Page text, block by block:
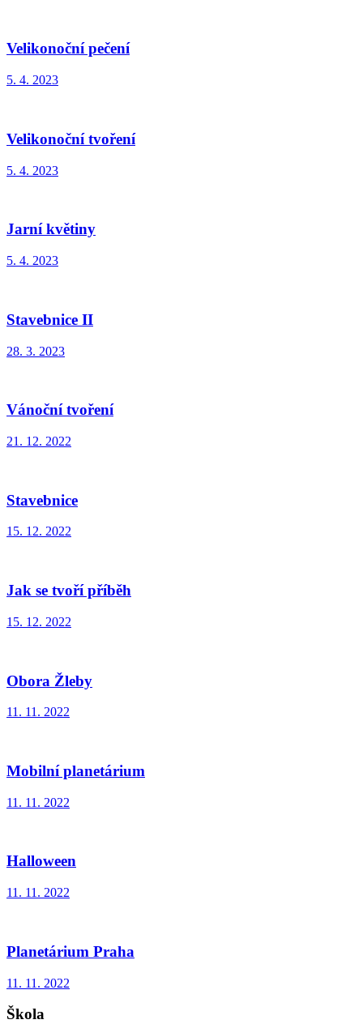
Velikonoční pečení
5. 4. 2023
Velikonoční tvoření
5. 4. 2023
Jarní květiny
5. 4. 2023
Stavebnice II
28. 3. 2023
Vánoční tvoření
21. 12. 2022
Stavebnice
15. 12. 2022
Jak se tvoří příběh
15. 12. 2022
Obora Žleby
11. 11. 2022
Mobilní planetárium
11. 11. 2022
Halloween
11. 11. 2022
Planetárium Praha
11. 11. 2022
Škola